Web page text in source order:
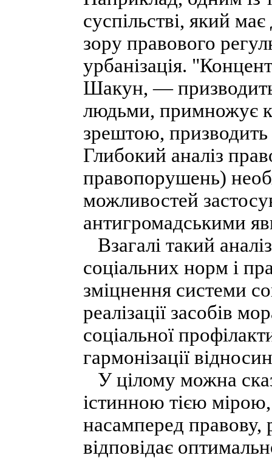
суспільстві, який
зору правового
урбанізація.
Шакун, —
людьми, примножує
зрештою,
Глибокий аналіз
правопорушень)
можливостей
антигромадськими
Взагалі такий
соціальних норм і
зміцнення системи
реалізації засобів
соціальної
гармонізації
У цілому можна
істинною тією
насамперед правову,
відповідає